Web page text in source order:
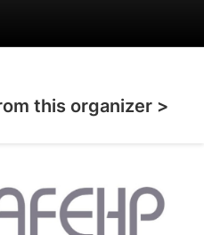
this organizer >